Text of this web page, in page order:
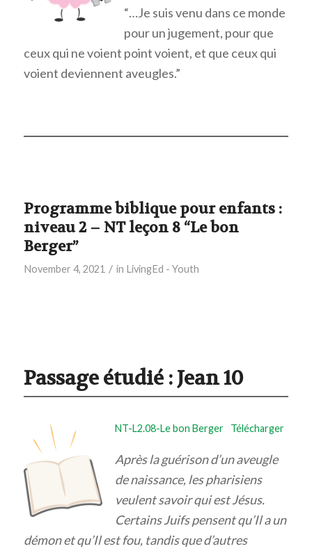
“…Je suis venu dans ce monde
pour un jugement, pour que
ceux qui ne voient point voient, et que ceux qui
voient deviennent aveugles.”
Programme biblique pour enfants :
niveau 2 – NT leçon 8 “Le bon
Berger”
November 4, 2021 / in LivingEd - Youth
Passage étudié :Jean 10
NT-L2.08-Le bon Berger Télécharger
Après la guérison d’un aveugle
de naissance, les pharisiens
veulent savoir qui est Jésus.
Certains Juifs pensent qu’Il a un
démon et qu’Il est fou, tandis que d’autres